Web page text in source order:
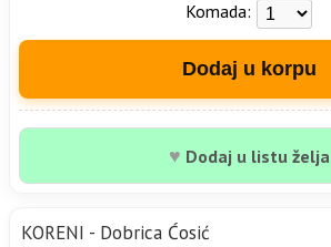
Komada:
Dodaj u korpu
♥ Dodaj u listu želja
KORENI - Dobrica Ćosić